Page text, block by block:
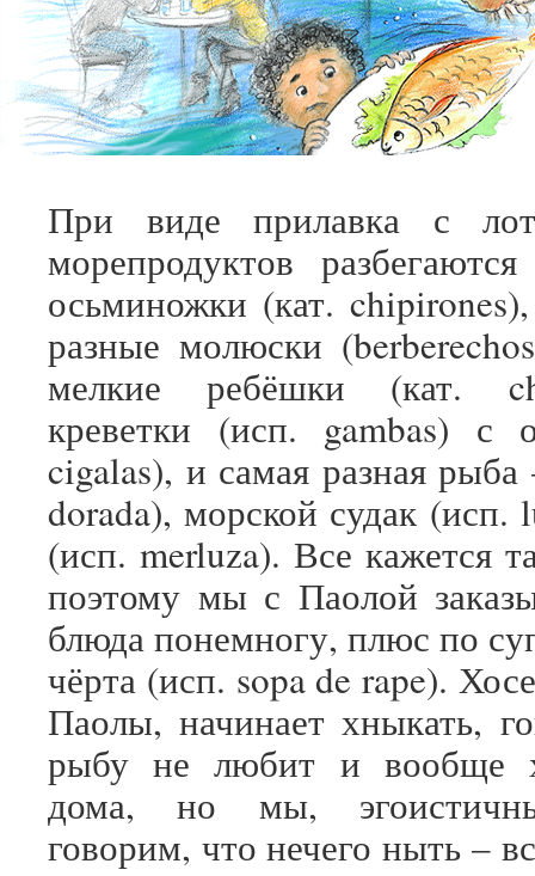
При виде прилавка с
морепродуктов
осьминожки (кат.
разные молюски
мелкие ребёшки (кат.
креветки (исп. gambas) с
cigalas), и самая разная
dorada), морской судак (исп.
(исп. merluza). Все кажется
поэтому мы с Паолой
блюда понемногу, плюс по
чёрта (исп. sopa de rape).
Паолы, начинает хныкать,
рыбу не любит и вообще
дома, но мы,
говорим, что нечего ныть –